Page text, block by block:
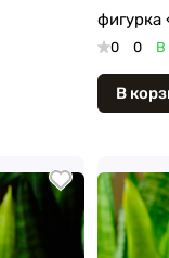
0 0 В
В